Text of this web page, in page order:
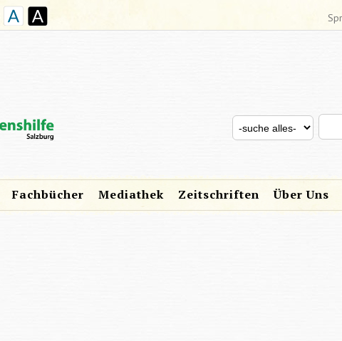
Search for
Fachbücher Mediathek Zeitschriften Über Uns